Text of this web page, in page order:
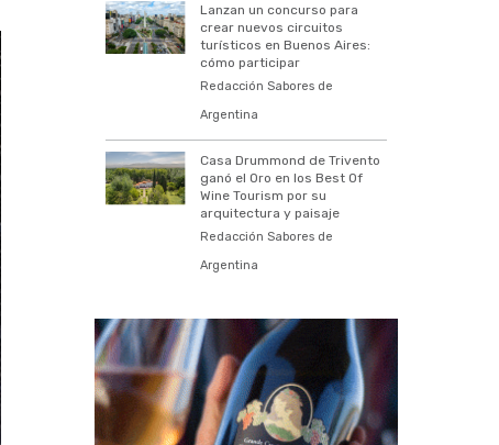
Lanzan un concurso para
crear nuevos circuitos
turísticos en Buenos Aires:
cómo participar
Redacción Sabores de
Argentina
Casa Drummond de Trivento
ganó el Oro en los Best Of
Wine Tourism por su
arquitectura y paisaje
Redacción Sabores de
Argentina